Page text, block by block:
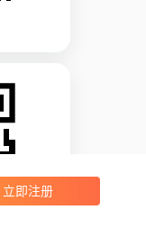
立即注册